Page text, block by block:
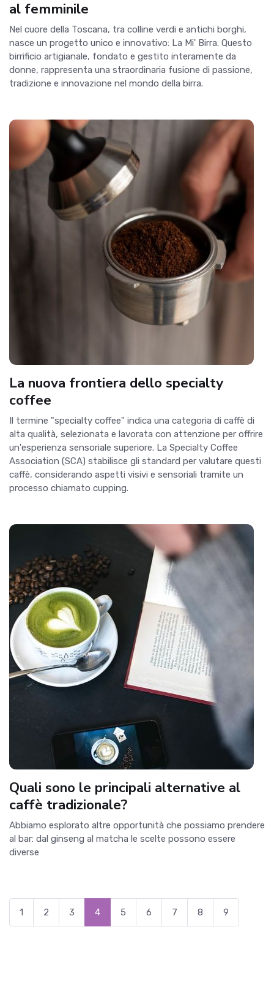
al femminile
Nel cuore della Toscana, tra colline verdi e antichi borghi,
nasce un progetto unico e innovativo: La Mi' Birra. Questo
birrificio artigianale, fondato e gestito interamente da
donne, rappresenta una straordinaria fusione di passione,
tradizione e innovazione nel mondo della birra.
La nuova frontiera dello specialty
coffee
Il termine "specialty coffee" indica una categoria di caffè di
alta qualità, selezionata e lavorata con attenzione per offrire
un'esperienza sensoriale superiore. La Specialty Coffee
Association (SCA) stabilisce gli standard per valutare questi
caffè, considerando aspetti visivi e sensoriali tramite un
processo chiamato cupping.
Quali sono le principali alternative al
caffè tradizionale?
Abbiamo esplorato altre opportunità che possiamo prendere
al bar: dal ginseng al matcha le scelte possono essere
diverse
1 2 3 4 5 6 7 8 9